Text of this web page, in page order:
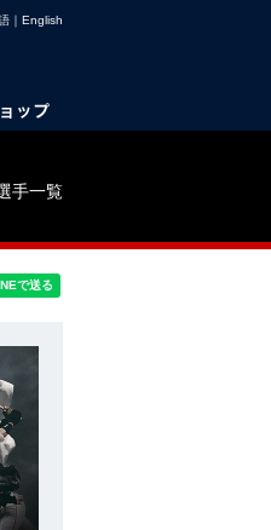
｜ English
手一覧